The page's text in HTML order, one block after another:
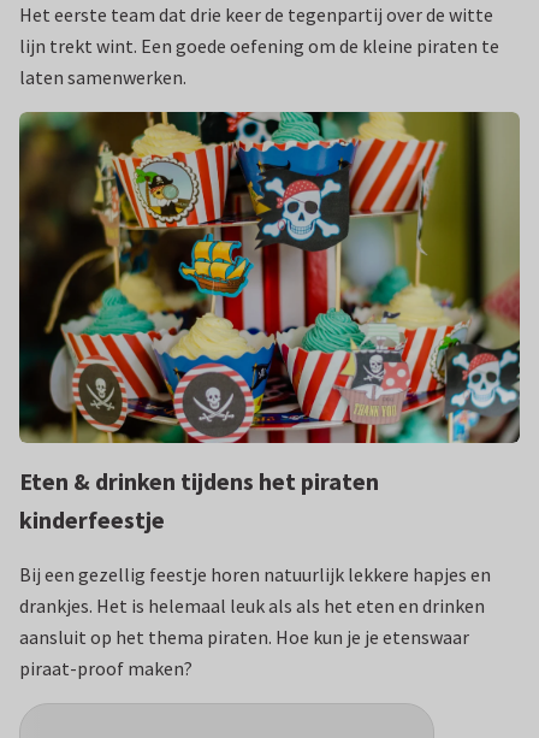
Het eerste team dat drie keer de tegenpartij over de witte
lijn trekt wint. Een goede oefening om de kleine piraten te
laten samenwerken.
Eten & drinken tijdens het piraten
kinderfeestje
Bij een gezellig feestje horen natuurlijk lekkere hapjes en
drankjes. Het is helemaal leuk als als het eten en drinken
aansluit op het thema piraten. Hoe kun je je etenswaar
piraat-proof maken?